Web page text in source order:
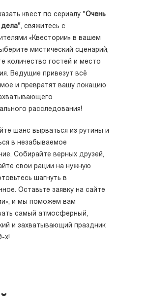
квест по сериалу "Очень
, свяжитесь с
«Квестории» в вашем
мистический сценарий,
количество гостей и место
Ведущие привезут всё
и превратят вашу локацию
расследования!
шанс вырваться из рутины и
в незабываемое
Собирайте верных друзей,
свои рации на нужную
шагнуть в
Оставьте заявку на сайте
и мы поможем вам
самый атмосферный,
и захватывающий праздник
х!